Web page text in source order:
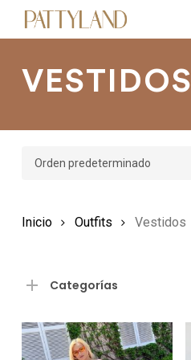
to
contentVESTIDOS
Inicio Outfits Vestidos
Categorías